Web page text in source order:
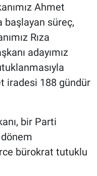
Ahmet
başlayan süreç,
Rıza
adayımız
iradesi 188 gündür
bir Parti
bürokrat tutuklu